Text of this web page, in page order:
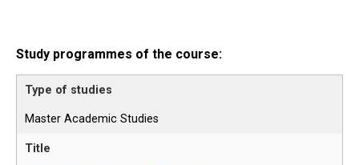
Study programmes of the course:
Master Academic Studies